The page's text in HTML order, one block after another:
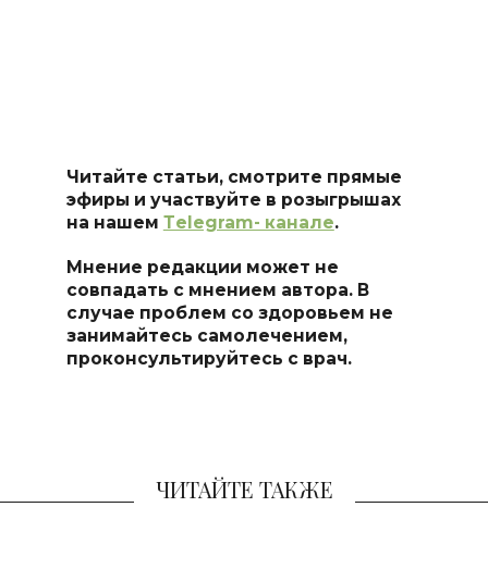
Читайте статьи, смотрите прямые
эфиры и участвуйте в розыгрышах
на нашем Тelegram- канале.
Мнение редакции может не
совпадать с мнением автора. В
случае проблем со здоровьем не
занимайтесь самолечением,
проконсультируйтесь с врач.
ЧИТАЙТЕ ТАКЖЕ